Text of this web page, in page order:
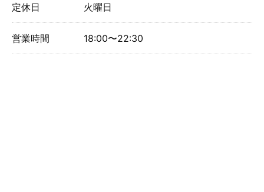
定休日 火曜日
営業時間 18:00〜22:30